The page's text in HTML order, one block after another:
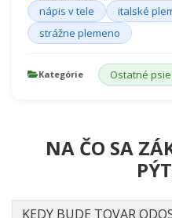
nápis v tele italské
strážne plemeno
Kategórie Ostatné
NA ČO SA
KEDY BUDE TOVAR